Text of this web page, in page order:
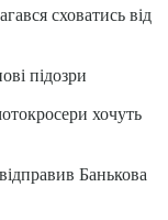
сховатись від
підозри
хочуть
Банькова